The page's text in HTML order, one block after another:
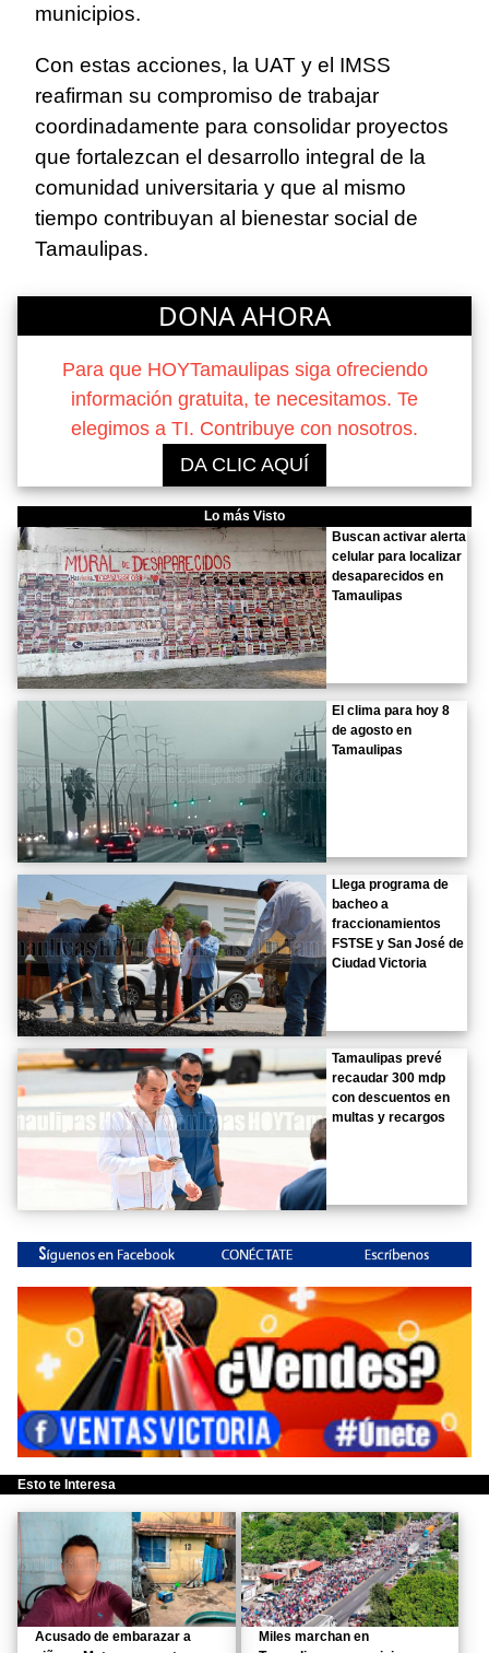
municipios.
Con estas acciones, la UAT y el IMSS
reafirman su compromiso de trabajar
coordinadamente para consolidar proyectos
que fortalezcan el desarrollo integral de la
comunidad universitaria y que al mismo
tiempo contribuyan al bienestar social de
Tamaulipas.
DONA AHORA
Para que HOYTamaulipas siga ofreciendo
información gratuita, te necesitamos. Te
elegimos a TI. Contribuye con nosotros.
DA CLIC AQUÍ
Lo más Visto
Buscan activar alerta
celular para localizar
desaparecidos en
Tamaulipas
El clima para hoy 8
de agosto en
Tamaulipas
Llega programa de
bacheo a
fraccionamientos
FSTSE y San José de
Ciudad Victoria
Tamaulipas prevé
recaudar 300 mdp
con descuentos en
multas y recargos
Esto te Interesa
Acusado de embarazar a
Miles marchan en